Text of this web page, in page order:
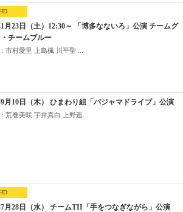
1月23日（土）12:30～ 「博多なないろ」公演 チームグ
チームブルー
市村愛里 上島楓 川平聖 ...
9月10日（木） ひまわり組「パジャマドライブ」公演
荒巻美咲 宇井真白 上野遥...
7月28日（水） チームTII「手をつなぎながら」公演